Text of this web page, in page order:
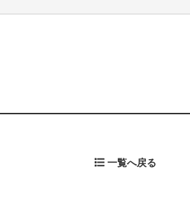
一覧へ戻る